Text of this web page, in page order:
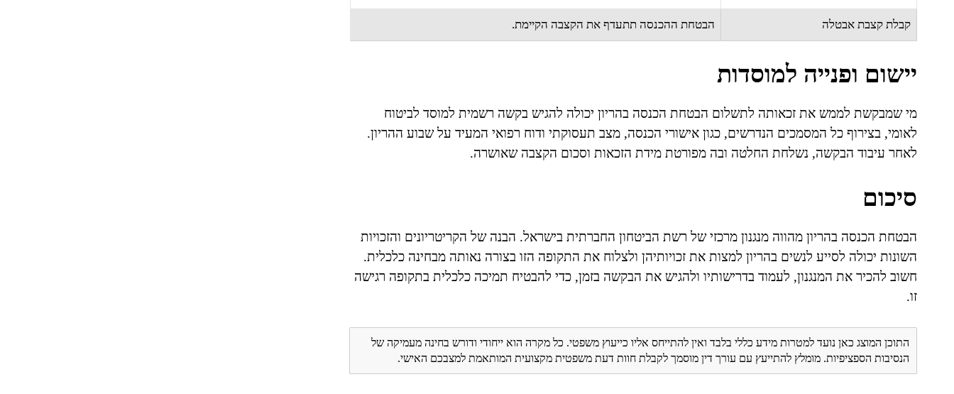
קבלת קצבת אבטלה הבטחת ההכנסה תתעדף את הקצבה הקיימת.
יישום ופנייה למוסדות
מי שמבקשת לממש את זכאותה לתשלום הבטחת הכנסה בהריון יכולה להגיש בקשה רשמית למוסד לביטוח
לאומי, בצירוף כל המסמכים הנדרשים, כגון אישורי הכנסה, מצב תעסוקתי ודוח רפואי המעיד על שבוע ההריון.
לאחר עיבוד הבקשה, נשלחת החלטה ובה מפורטת מידת הזכאות וסכום הקצבה שאושרה.
סיכום
הבטחת הכנסה בהריון מהווה מנגנון מרכזי של רשת הביטחון החברתית בישראל. הבנה של הקריטריונים והזכויות
השונות יכולה לסייע לנשים בהריון למצות את זכויותיהן ולצלוח את התקופה הזו בצורה נאותה מבחינה כלכלית.
חשוב להכיר את המנגנון, לעמוד בדרישותיו ולהגיש את הבקשה בזמן, כדי להבטיח תמיכה כלכלית בתקופה רגישה
זו.
התוכן המוצג כאן נועד למטרות מידע כללי בלבד ואין להתייחס אליו כייעוץ משפטי. כל מקרה הוא ייחודי ודורש בחינה מעמיקה של
הנסיבות הספציפיות. מומלץ להתייעץ עם עורך דין מוסמך לקבלת חוות דעת משפטית מקצועית המותאמת למצבכם האישי.